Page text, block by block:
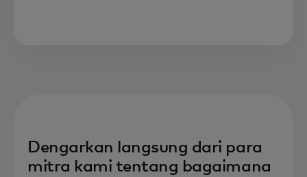
Dengarkan langsung dari para
mitra kami tentang bagaimana